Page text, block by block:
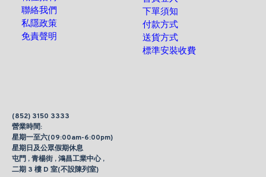
聯絡我們
私隱政策
免責聲明
下單須知
付款方式
送貨方式
標準安裝收費
(852) 3150 3333
營業時間:
星期一至六(09:00am-6:00pm)
星期日及公眾假期休息
屯門 , 青楊街 , 鴻昌工業中心 ,
二期 3 樓 D 室(不設陳列室)